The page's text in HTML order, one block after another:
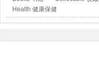
Health 健康保健